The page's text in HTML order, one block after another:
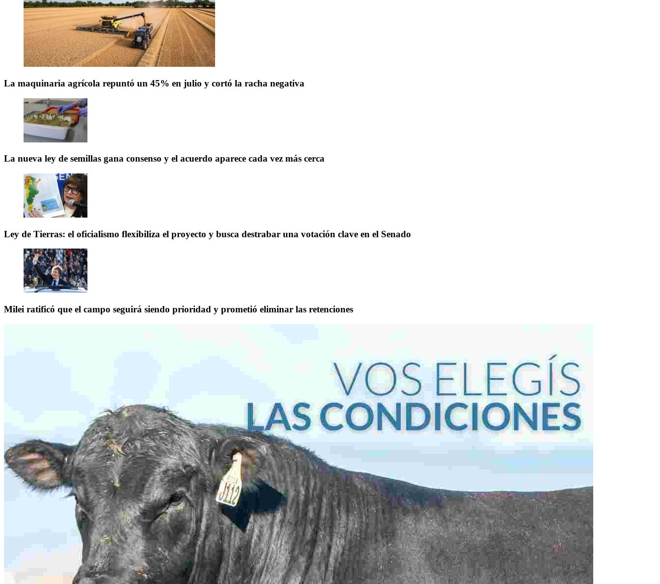
La maquinaria agrícola repuntó un 45% en julio y cortó la racha negativa
La nueva ley de semillas gana consenso y el acuerdo aparece cada vez más cerca
Ley de Tierras: el oficialismo flexibiliza el proyecto y busca destrabar una votación clave en el Senado
Milei ratificó que el campo seguirá siendo prioridad y prometió eliminar las retenciones